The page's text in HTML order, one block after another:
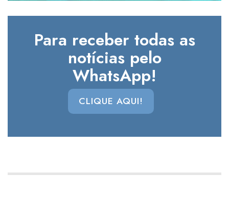
Para receber todas as
notícias pelo
WhatsApp!
CLIQUE AQUI!